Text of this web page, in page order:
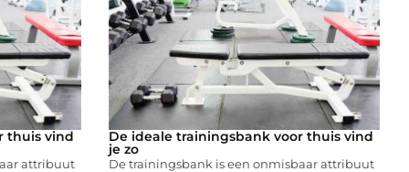
thuis vind
attribuut
De ideale trainingsbank voor thuis vind
je zo
De trainingsbank is een onmisbaar attribuut